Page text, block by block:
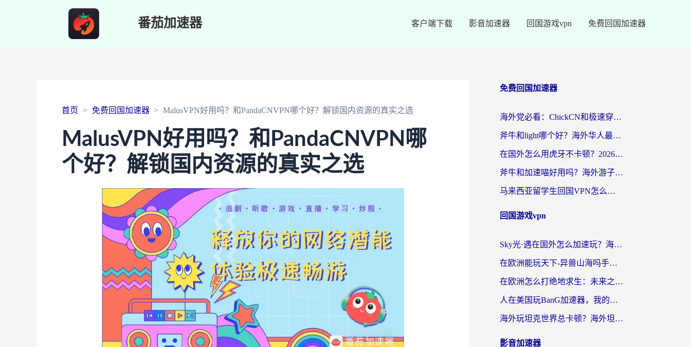
番茄加速器 客户端下载 影音加速器 回国游戏vpn 免费回国加速器
首页 免费回国加速器 MalusVPN好用吗？和PandaCNVPN哪个好？解锁国内资源的真实之选
MalusVPN好用吗？和PandaCNVPN哪
个好？解锁国内资源的真实之选
免费回国加速器
海外党必看：ChickCN和极速穿梭VPN好用吗？3招教你选对回国加速器无缝刷国内资源
斧牛和light哪个好？海外华人最关心的回国加速器选择难题，一篇讲透
在国外怎么用虎牙不卡顿？2026海外华人亲测有效的回国加速器选择指南
斧牛和加速喵好用吗？海外游子的真实选择困境
马来西亚留学生回国VPN怎么选？3个避坑点+1款实测好用的加速器推荐
回国游戏vpn
Sky光·遇在国外怎么加速玩？海外党亲测有效的国服游戏加速指南
在欧洲能玩天下-异兽山海吗手游？海外玩家的加速器生存指南
在欧洲怎么打绝地求生：未来之役不卡？留学生亲测的加速器避坑指南
人在美国玩BanG加速器，我的延迟终于绿了
海外玩坦克世界总卡顿？海外坦克世界加速器有哪些？实测好用的选择在这里
影音加速器